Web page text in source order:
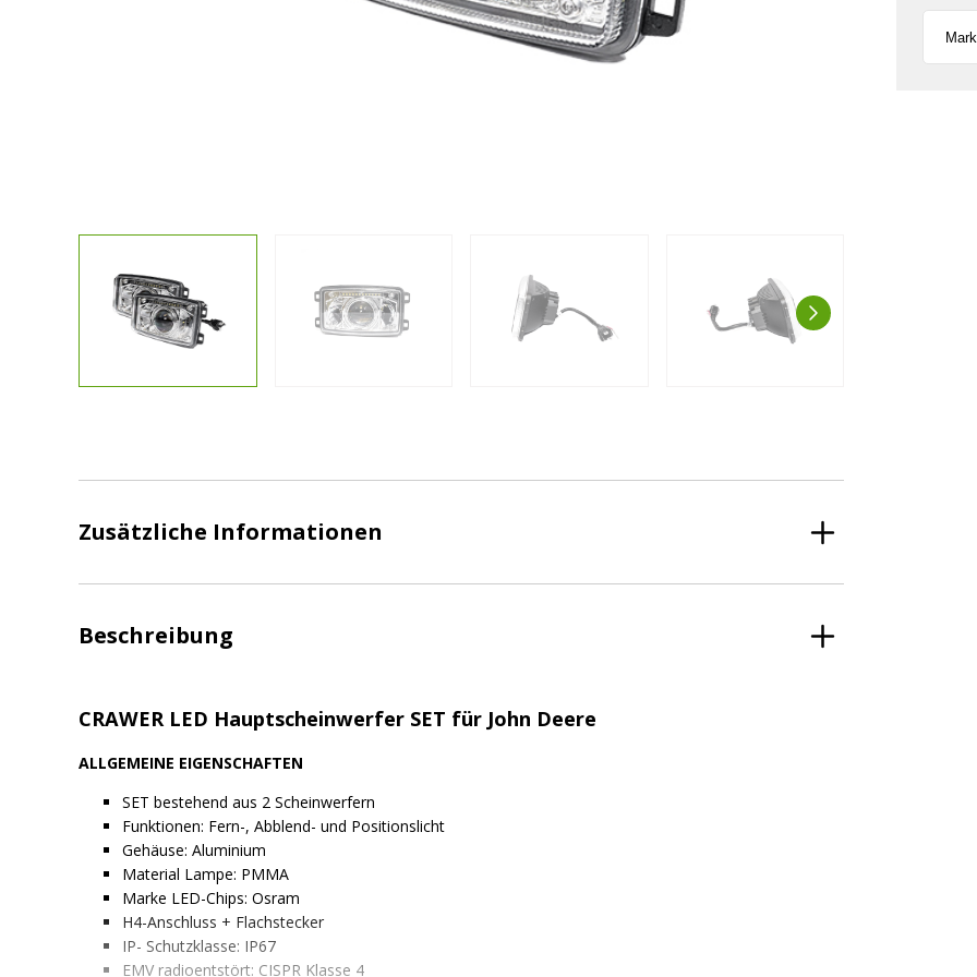
Zusätzliche Informationen
Beschreibung
CRAWER LED Hauptscheinwerfer SET für John Deere
ALLGEMEINE EIGENSCHAFTEN
SET bestehend aus 2 Scheinwerfern
Funktionen: Fern-, Abblend- und Positionslicht
Gehäuse: Aluminium
Material Lampe: PMMA
Marke LED-Chips: Osram
H4-Anschluss + Flachstecker
IP- Schutzklasse: IP67
EMV radioentstört: CISPR Klasse 4